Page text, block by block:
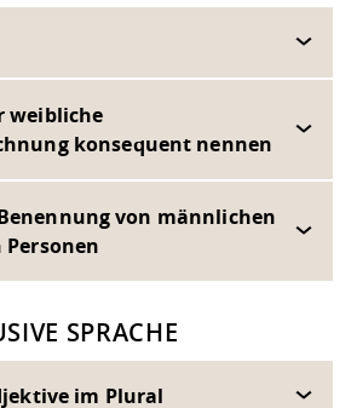
weibliche
konsequent nennen
von männlichen
SPRACHE
im Plural